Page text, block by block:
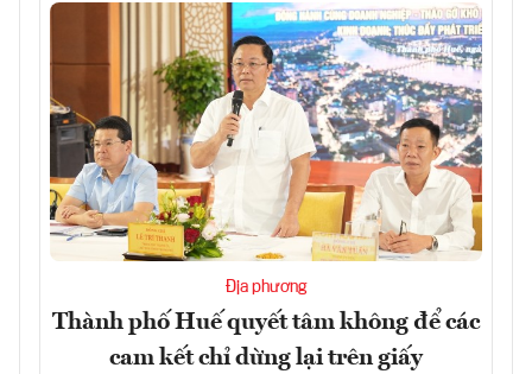
Địa phương
Thành phố Huế quyết tâm không để các
cam kết chỉ dừng lại trên giấy